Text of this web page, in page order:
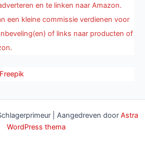
en te linken naar Amazon.
een kleine commissie verdienen voor
of links naar producten of
Freepik
| Aangedreven door Astra
WordPress thema